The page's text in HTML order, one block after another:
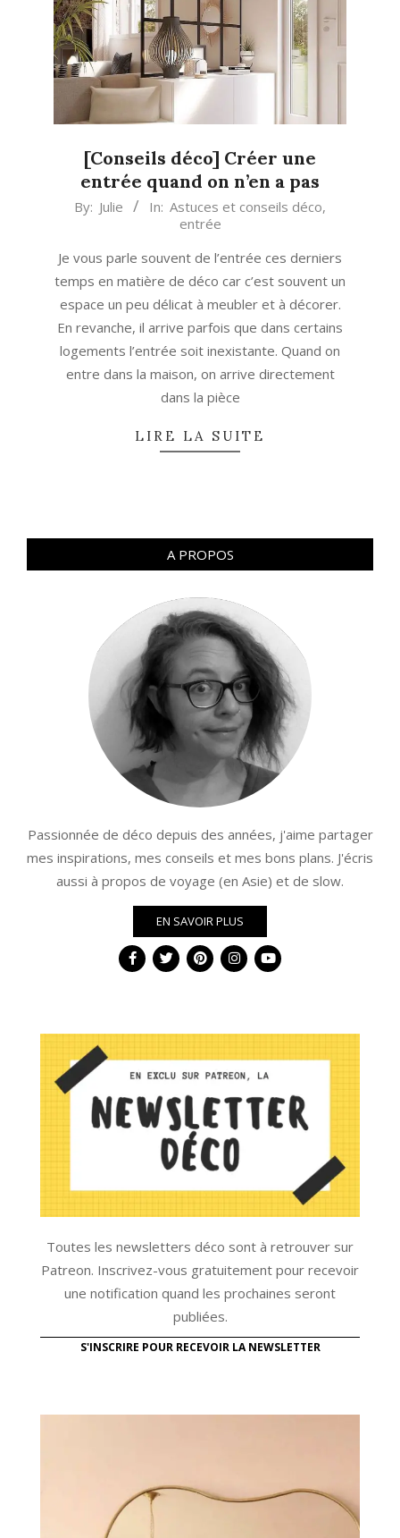
[Conseils déco] Créer une
entrée quand on n’en a pas
2019-
11
By: Julie In: Astuces et conseils déco,
entrée
Je vous parle souvent de l’entrée ces derniers
temps en matière de déco car c’est souvent un
espace un peu délicat à meubler et à décorer.
En revanche, il arrive parfois que dans certains
logements l’entrée soit inexistante. Quand on
entre dans la maison, on arrive directement
dans la pièce
LIRE LA SUITE
A PROPOS
Passionnée de déco depuis des années, j'aime partager
mes inspirations, mes conseils et mes bons plans. J'écris
aussi à propos de voyage (en Asie) et de slow.
EN SAVOIR PLUS
Toutes les newsletters déco sont à retrouver sur
Patreon. Inscrivez-vous gratuitement pour recevoir
une notification quand les prochaines seront
publiées.
S'INSCRIRE POUR RECEVOIR LA NEWSLETTER